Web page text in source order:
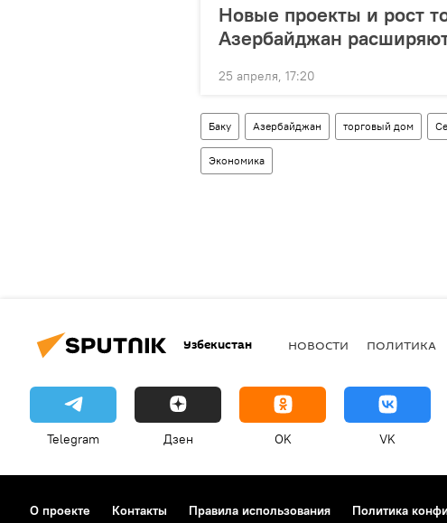
Новые проекты и рост
Азербайджан
25 апреля, 17:20
Баку Азербайджан торговый дом
Экономика
Узбекистан НОВОСТИ ПОЛИТИКА
Telegram Дзен OK VK
О проекте Контакты Правила использования Политика